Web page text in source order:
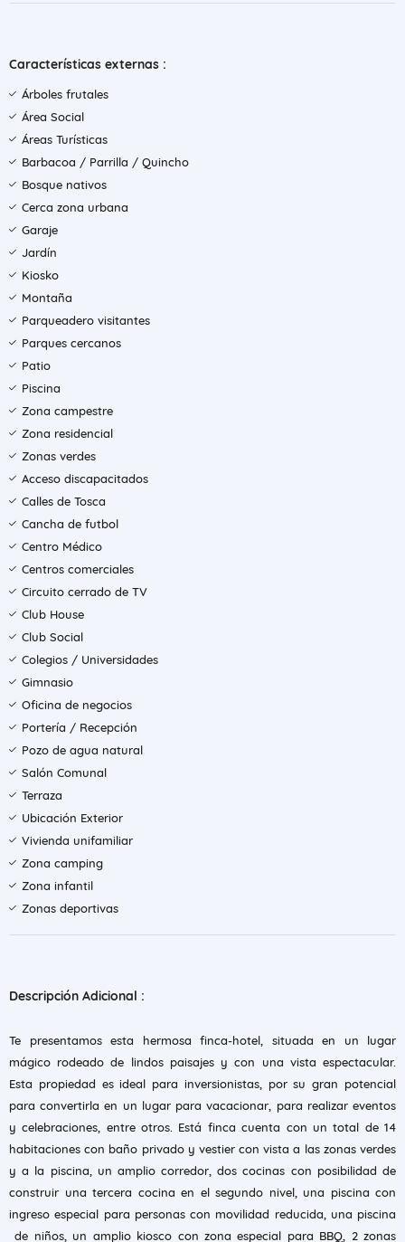
Características externas :
Árboles frutales
Área Social
Áreas Turísticas
Barbacoa / Parrilla / Quincho
Bosque nativos
Cerca zona urbana
Garaje
Jardín
Kiosko
Montaña
Parqueadero visitantes
Parques cercanos
Patio
Piscina
Zona campestre
Zona residencial
Zonas verdes
Acceso discapacitados
Calles de Tosca
Cancha de futbol
Centro Médico
Centros comerciales
Circuito cerrado de TV
Club House
Club Social
Colegios / Universidades
Gimnasio
Oficina de negocios
Portería / Recepción
Pozo de agua natural
Salón Comunal
Terraza
Ubicación Exterior
Vivienda unifamiliar
Zona camping
Zona infantil
Zonas deportivas
Descripción Adicional :
Te presentamos esta hermosa finca-hotel, situada en un lugar
mágico rodeado de lindos paisajes y con una vista espectacular.
Esta propiedad es ideal para inversionistas, por su gran potencial
para convertirla en un lugar para vacacionar, para realizar eventos
y celebraciones, entre otros. Está finca cuenta con un total de 14
habitaciones con baño privado y vestier con vista a las zonas verdes
y a la piscina, un amplio corredor, dos cocinas con posibilidad de
construir una tercera cocina en el segundo nivel, una piscina con
ingreso especial para personas con movilidad reducida, una piscina
de niños, un amplio kiosco con zona especial para BBQ, 2 zonas